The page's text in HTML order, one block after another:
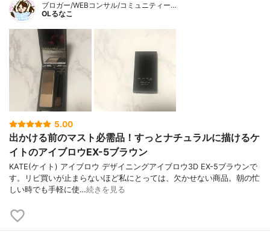
ブロガー/WEBコンサル/コミュニティー…
OLるなこ
5.00
出かける前のマスト必需品！すっとナチュラルに描けるケ
イトのアイブロウEX-5ブラウン
KATE(ケイト) アイブロウ デザイニングアイブロウ3D EX-5ブラウンで
す。リピ買いが止まらないほど私にとっては、欠かせない商品。朝の忙
しい時でも手軽に使…続きを見る